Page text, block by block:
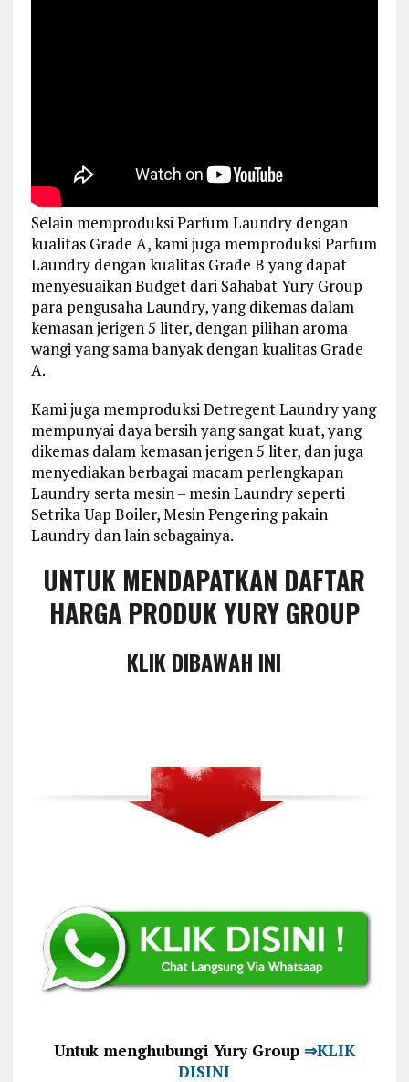
Selain memproduksi Parfum Laundry dengan
kualitas Grade A, kami juga memproduksi Parfum
Laundry dengan kualitas Grade B yang dapat
menyesuaikan Budget dari Sahabat Yury Group
para pengusaha Laundry, yang dikemas dalam
kemasan jerigen 5 liter, dengan pilihan aroma
wangi yang sama banyak dengan kualitas Grade
A.
Kami juga memproduksi Detregent Laundry yang
mempunyai daya bersih yang sangat kuat, yang
dikemas dalam kemasan jerigen 5 liter, dan juga
menyediakan berbagai macam perlengkapan
Laundry serta mesin – mesin Laundry seperti
Setrika Uap Boiler, Mesin Pengering pakain
Laundry dan lain sebagainya.
UNTUK MENDAPATKAN DAFTAR
HARGA PRODUK YURY GROUP
KLIK DIBAWAH INI
Untuk menghubungi Yury Group⇒KLIK
DISINI